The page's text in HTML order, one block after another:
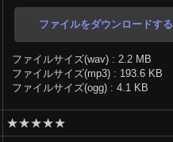
ファイルをダウンロードする
ファイルサイズ(wav) : 2.2 MB
ファイルサイズ(mp3) : 193.6 KB
ファイルサイズ(ogg) : 4.1 KB
★★★★★